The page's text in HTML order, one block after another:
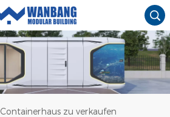
Containerhaus zu verkaufen